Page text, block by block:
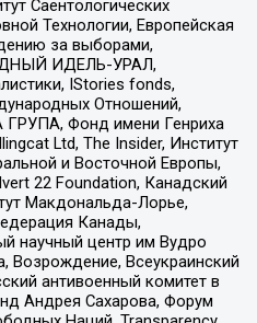
Саентологических
Технологии, Европейская
за выборами,
ИДЕЛЬ-УРАЛ,
IStories fonds,
Отношений,
Фонд имени Генриха
Ltd, The Insider, Институт
и Восточной Европы,
22 Foundation, Канадский
Макдональда-Лорье,
Канады,
научный центр им Вудро
Возрождение, Всеукраинский
антивоенный комитет в
Андрея Сахарова, Форум